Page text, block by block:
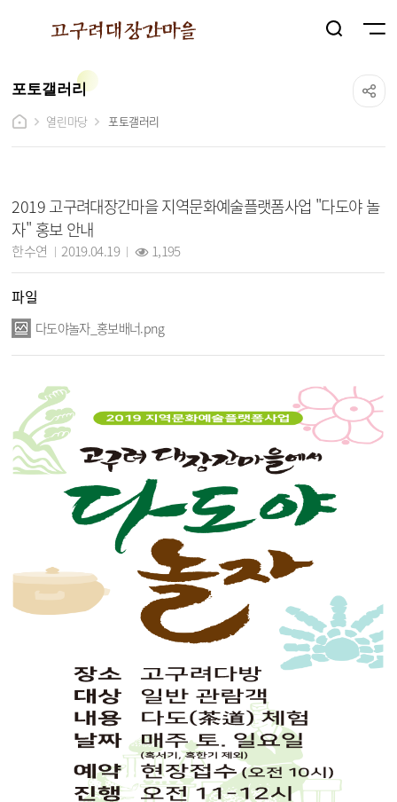
포토갤러리
열린마당
포토갤러리
2019 고구려대장간마을 지역문화예술플랫폼사업 "다도야 놀
자" 홍보 안내
한수연 2019.04.19 1,195
파일
다도야놀자_홍보배너.png